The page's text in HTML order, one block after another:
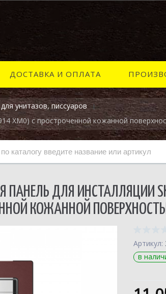
ДОСТАВКА И ОПЛАТА
унитазов, писсуаров
XM0) с простроченной кожанной
ДЛЯ ИНСТАЛЛЯЦИИ
КОЖАННОЙ
Артикул:
в